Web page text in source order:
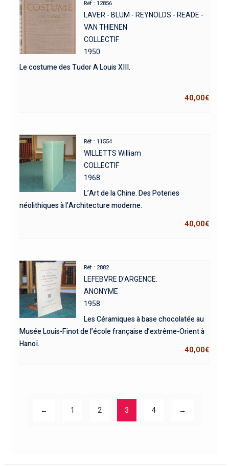
Réf : 12856
LAVER - BLUM - REYNOLDS - READE -
VAN THIENEN
COLLECTIF
1950
Le costume des Tudor A Louis XIII.
40,00€
Réf : 11554
WILLETTS William
COLLECTIF
1968
L’Art de la Chine. Des Poteries
néolithiques à l’Architecture moderne.
40,00€
Réf : 2882
LEFEBVRE D'ARGENCE.
ANONYME
1958
Les Céramiques à base chocolatée au
Musée Louis-Finot de l’école française d’extrême-Orient à
Hanoï.
40,00€
← 1 2 3 4 →